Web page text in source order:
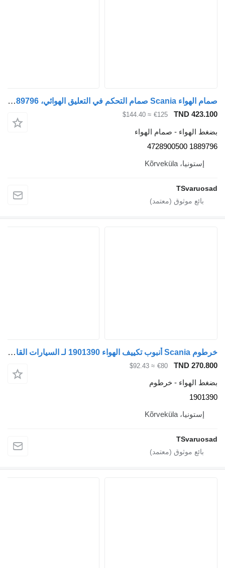
صمام الهواء Scania صمام التحكم في التعليق الهوائي، Ecas 1889796 لـ السيارات القاطرة Scania G450
TND
€125
≈ $144.40
الهواء - صمام الهواء
1889796
إستونيا، Kõrveküla
خرطوم Scania أنبوب تكييف الهواء 1901390 لـ السيارات القاطرة Scania G450
TND
€80
≈ $92.43
الهواء - خرطوم
إستونيا، Kõrveküla